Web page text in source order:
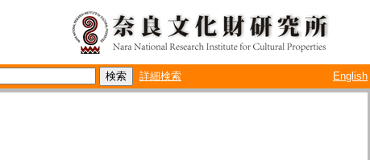
詳細検索 English